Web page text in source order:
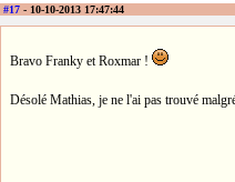
#17 - 10-10-2013 17:47:44
Bravo Franky et Roxmar !
Désolé Mathias, je ne l'ai pas trouvé